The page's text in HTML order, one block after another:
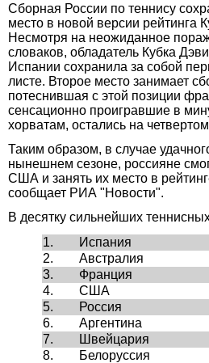
Сборная России по теннису
место в новой версии рейтинга
Несмотря на неожиданное
словаков, обладатель Кубка
Испании сохранила за собой
листе. Второе место занимает
потеснившая с этой позиции
сенсационно проигравшие в
хорватам, остались на
Таким образом, в случае
нынешнем сезоне, россияне
США и занять их место в
сообщает РИА "Новости".
В десятку сильнейших
1.
Испания
2.
Австралия
3.
Франция
4.
США
5.
Россия
6.
Аргентина
7.
Швейцария
8.
Белоруссия